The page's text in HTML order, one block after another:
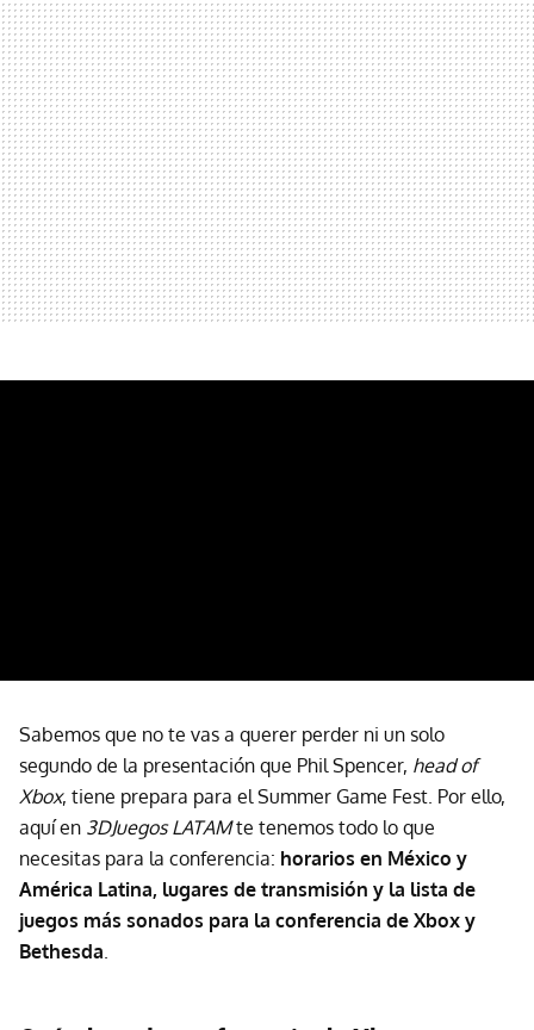
Sabemos que no te vas a querer perder ni un solo
segundo de la presentación que Phil Spencer, head of
Xbox, tiene prepara para el Summer Game Fest. Por ello,
aquí en 3DJuegos LATAMte tenemos todo lo que
necesitas para la conferencia: horarios en México y
América Latina, lugares de transmisión y la lista de
juegos más sonados para la conferencia de Xbox y
Bethesda